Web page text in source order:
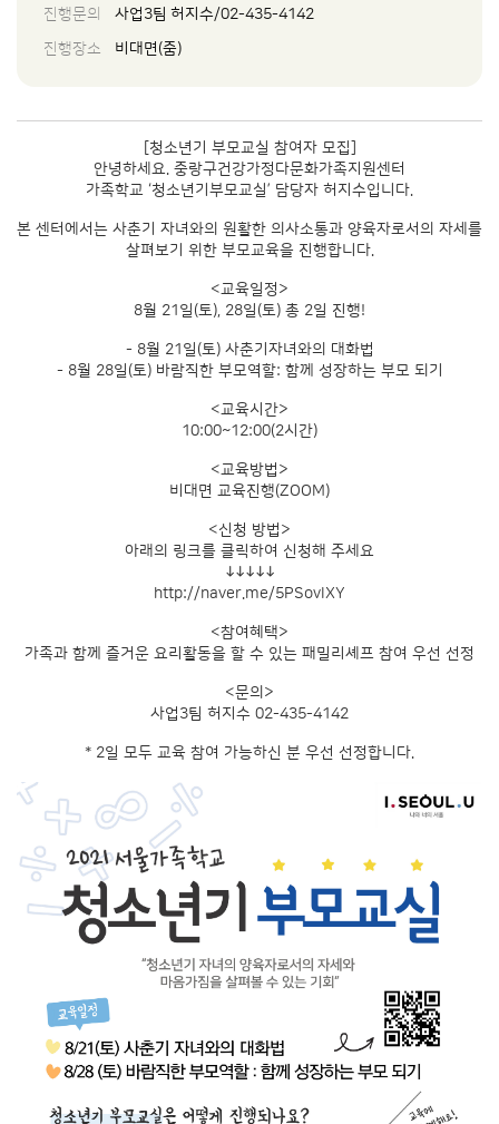
진행문의
사업3팀 허지수/02-435-4142
진행장소
비대면(줌)
[청소년기 부모교실 참여자 모집]
안녕하세요. 중랑구건강가정다문화가족지원센터
가족학교 ‘청소년기부모교실’ 담당자 허지수입니다.
본 센터에서는 사춘기 자녀와의 원활한 의사소통과 양육자로서의 자세를
살펴보기 위한 부모교육을 진행합니다.
<교육일정>
8월 21일(토), 28일(토) 총 2일 진행!
- 8월 21일(토) 사춘기자녀와의 대화법
- 8월 28일(토) 바람직한 부모역할: 함께 성장하는 부모 되기
<교육시간>
10:00~12:00(2시간)
<교육방법>
비대면 교육진행(ZOOM)
<신청 방법>
아래의 링크를 클릭하여 신청해 주세요
↓↓↓↓↓
http://naver.me/5PSovIXY
<참여혜택>
가족과 함께 즐거운 요리활동을 할 수 있는 패밀리셰프 참여 우선 선정
<문의>
사업3팀 허지수 02-435-4142
* 2일 모두 교육 참여 가능하신 분 우선 선정합니다.